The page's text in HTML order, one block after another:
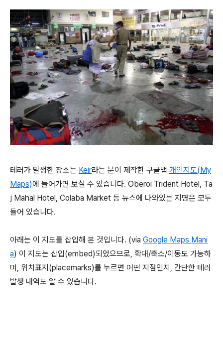
테러가 발생한 장소는 Keir라는 분이 제작한 구글맵 개인지도(My
Maps)에 들어가면 보실 수 있습니다. Oberoi Trident Hotel, Ta
j Mahal Hotel, Colaba Market 등 뉴스에 나와있는 지명은 모두
들어 있습니다.
아래는 이 지도를 삽입해 본 것입니다. (via Google Maps Mani
a) 이 지도는 삽입(embed)되었으므로, 확대/축소/이동도 가능하
며, 위치표지(placemarks)를 누르면 어떤 지점인지, 간단한 테러
발생 내역도 알 수 있습니다.